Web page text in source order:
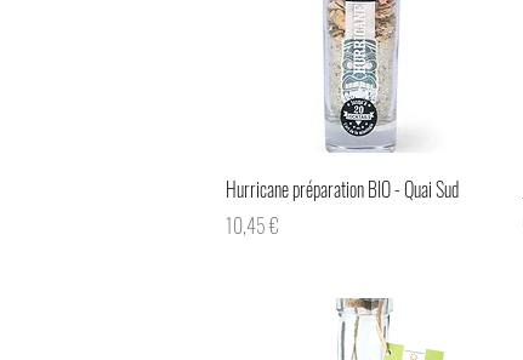
Aperçu rapide
Hurricane préparation BIO - Quai Sud
Prix
10,45 €